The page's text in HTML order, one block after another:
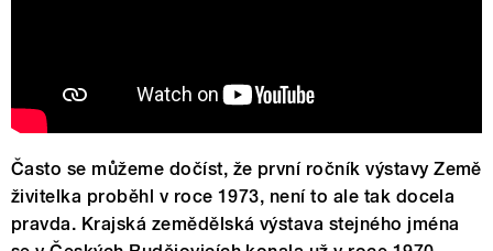
Často se můžeme dočíst, že první ročník výstavy Země
živitelka proběhl v roce 1973, není to ale tak docela
pravda. Krajská zemědělská výstava stejného jména